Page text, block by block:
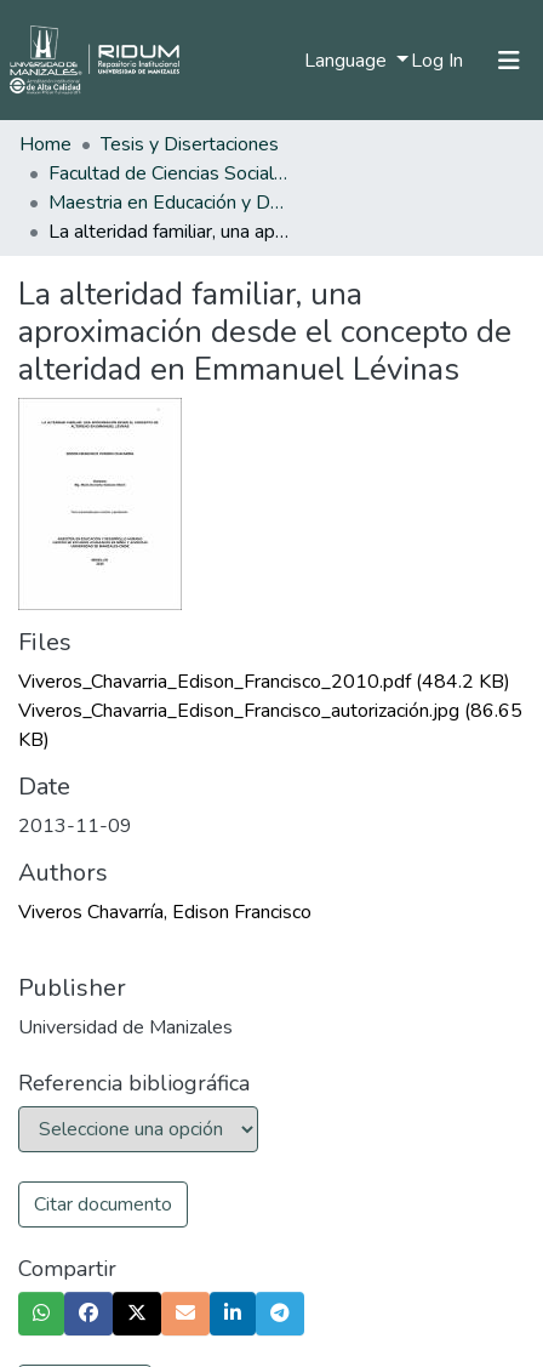
Language Log In (current)
Home
Tesis y Disertaciones
Facultad de Ciencias Sociales y Humanas
Maestria en Educación y Desarrollo Humano
La alteridad familiar, una aproximación desde el concepto de alteridad en Emmanuel Lévinas
La alteridad familiar, una
aproximación desde el concepto de
alteridad en Emmanuel Lévinas
Files
Viveros_Chavarria_Edison_Francisco_2010.pdf(484.2 KB)
Viveros_Chavarria_Edison_Francisco_autorización.jpg (86.65
KB)
Date
2013-11-09
Authors
Viveros Chavarría, Edison Francisco
Publisher
Universidad de Manizales
Referencia bibliográfica
Citar documento
Compartir